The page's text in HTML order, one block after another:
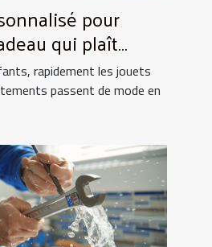
pour
qui plaît
rapidement les jouets
passent de mode en